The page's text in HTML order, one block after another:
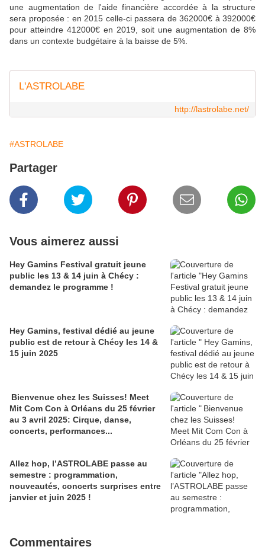
une augmentation de l'aide financière accordée à la structure
sera proposée : en 2015 celle-ci passera de 362000€ à 392000€
pour atteindre 412000€ en 2019, soit une augmentation de 8%
dans un contexte budgétaire à la baisse de 5%.
L'ASTROLABE
http://lastrolabe.net/
#ASTROLABE
Partager
Vous aimerez aussi
Hey Gamins Festival gratuit jeune
public les 13 & 14 juin à Chécy :
demandez le programme !
Hey Gamins, festival dédié au jeune
public est de retour à Chécy les 14 &
15 juin 2025
Bienvenue chez les Suisses! Meet
Mit Com Con à Orléans du 25 février
au 3 avril 2025: Cirque, danse,
concerts, performances...
Allez hop, l’ASTROLABE passe au
semestre : programmation,
nouveautés, concerts surprises entre
janvier et juin 2025 !
Commentaires